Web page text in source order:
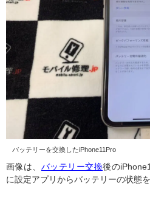
バッテリーを交換したiPhone11Pro
画像は、 バッテリー交換後の
に設定アプリからバッテリーの状態